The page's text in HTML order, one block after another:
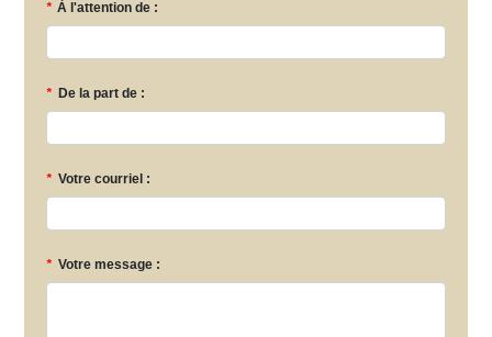
* À l'attention de :
* De la part de :
* Votre courriel :
* Votre message :